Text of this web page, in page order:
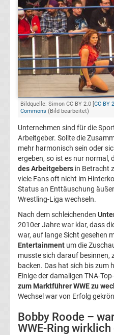
Top-
Aktuell
Bundesliga
Tabelle
Bundesliga
Ergebnisse
2.
Liga
Ergebnisse
3.
Ergebnisse
Liga
Bildquelle: Simon CC BY 2.0 [CC BY
Commons (Bild bearbeitet)
Unternehmen sind für die
Arbeitgeber. Sollte die
mehr harmonisch sein oder
ergeben, so ist es nur normal,
des Arbeitgebers in Betracht
viele Fans oft nicht im
Status an Enttäuschung
Wrestling-Liga wechseln.
Nach dem schleichenden
2010er Jahre war klar, dass
war, auf lange Sicht gesehen
Entertainment um die
musste sich darauf besinnen,
backen. Das hat sich bis zum
Einige der damaligen TNA-
zum Marktführer WWE zu
Wechsel war von Erfolg
Bobby Roode –
WWE-Ring